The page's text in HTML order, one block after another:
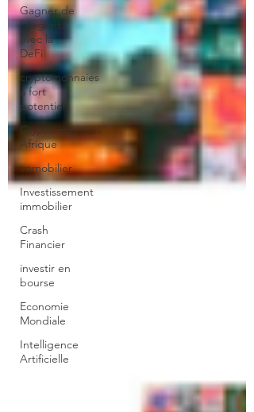
Gagner de
l'Argent
avec la
DeFi
cryptomonnaies
a fort
potentiel
Cryptomonnaies
Afrique
immobilier
Investissement
immobilier
Crash
Financier
investir en
bourse
Economie
Mondiale
Intelligence
Artificielle